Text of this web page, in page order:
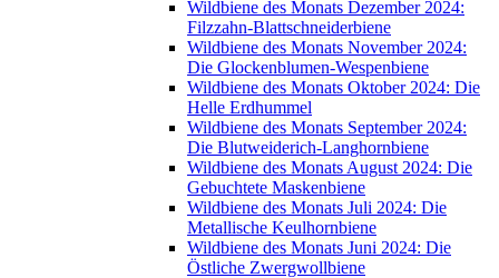
Wildbiene des Monats Dezember 2024:
Filzzahn-Blattschneiderbiene
Wildbiene des Monats November 2024:
Die Glockenblumen-Wespenbiene
Wildbiene des Monats Oktober 2024: Die
Helle Erdhummel
Wildbiene des Monats September 2024:
Die Blutweiderich-Langhornbiene
Wildbiene des Monats August 2024: Die
Gebuchtete Maskenbiene
Wildbiene des Monats Juli 2024: Die
Metallische Keulhornbiene
Wildbiene des Monats Juni 2024: Die
Östliche Zwergwollbiene